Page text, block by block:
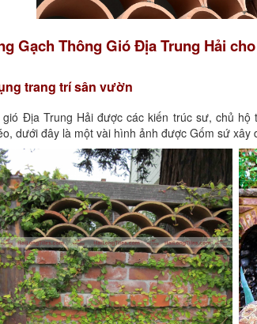
Gạch Thông Gió Địa Trung Hải
trang trí sân vườn
gió Địa Trung Hải được các kiến trúc sư, chủ
dưới đây là một vài hình ảnh được Gốm sứ